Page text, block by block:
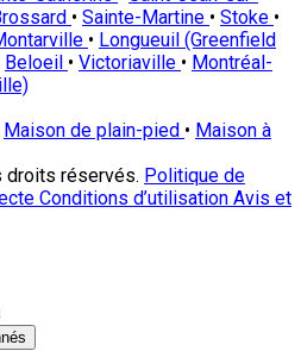
• Sainte-Martine • Stoke •
• Longueuil (Greenfield
Beloeil • Victoriaville • Montréal-
Maison de plain-pied • Maison à
droits réservés. Politique de
Conditions d’utilisation Avis et